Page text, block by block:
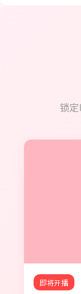
锁
即将开播